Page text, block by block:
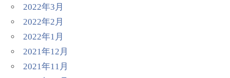
2022年3月
2022年2月
2022年1月
2021年12月
2021年11月